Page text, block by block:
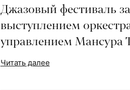
Джазовый фестиваль
выступлением
управлением Мансура
Читать далее